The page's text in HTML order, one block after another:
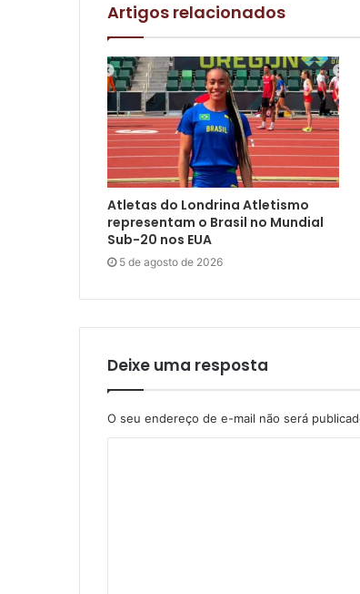
Artigos relacionados
Atletas do Londrina Atletismo
representam o Brasil no Mundial
Sub-20 nos EUA
5 de agosto de 2026
Deixe uma resposta
O seu endereço de e-mail não será